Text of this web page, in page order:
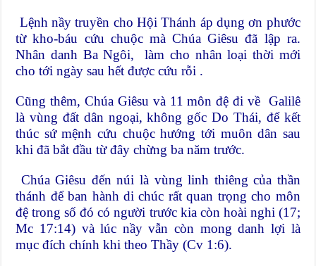
Lệnh nầy truyền cho Hội Thánh áp dụng ơn phước
từ kho-báu cứu chuộc mà Chúa Giêsu đã lập ra.
Nhân danh Ba Ngôi, làm cho nhân loại thời mới
cho tới ngày sau hết được cứu rỗi .
Cũng thêm, Chúa Giêsu và 11 môn đệ đi về Galilê
là vùng đất dân ngoại, không gốc Do Thái, để kết
thúc sứ mệnh cứu chuộc hướng tới muôn dân sau
khi đã bắt đầu từ đây chừng ba năm trước.
Chúa Giêsu đến núi là vùng linh thiêng của thần
thánh để ban hành di chúc rất quan trọng cho môn
đệ trong số đó có người trước kia còn hoài nghi (17;
Mc 17:14) và lúc nầy vẫn còn mong danh lợi là
mục đích chính khi theo Thầy (Cv 1:6).